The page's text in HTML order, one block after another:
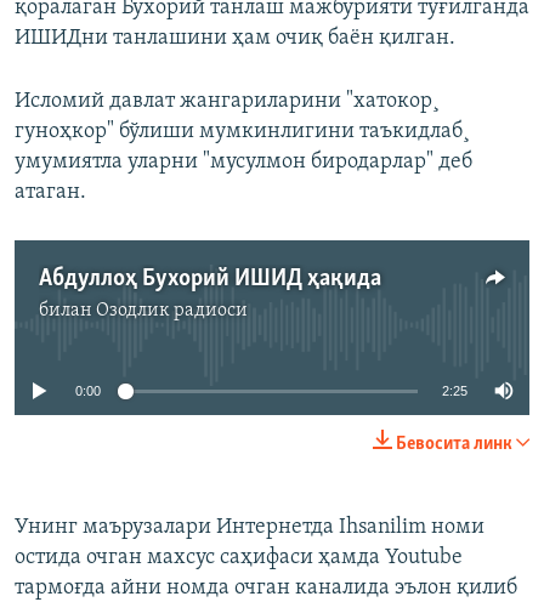
қоралаган Бухорий танлаш мажбурияти туғилганда
ИШИДни танлашини ҳам очиқ баëн қилган.
Исломий давлат жангариларини "хатокор¸
гуноҳкор" бўлиши мумкинлигини таъкидлаб¸
умумиятла уларни "мусулмон биродарлар" деб
атаган.
Абдуллоҳ Бухорий ИШИД ҳақида
билан Озодлик радиоси
Айни дамда медиа-манба мавжуд эмас
0:00 2:25
Бевосита линк
Унинг маърузалари Интернетда Ihsanilim номи
остида очган махсус саҳифаси ҳамда Youtube
тармоғда айни номда очган каналида эълон қилиб